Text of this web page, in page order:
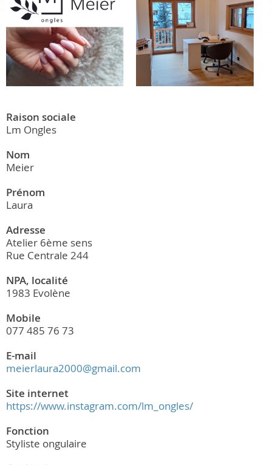
Raison sociale
Lm Ongles
Nom
Meier
Prénom
Laura
Adresse
Atelier 6ème sens
Rue Centrale 244
NPA, localité
1983 Evolène
Mobile
077 485 76 73
E-mail
meierlaura2000@gmail.com
Site internet
https://www.instagram.com/lm_ongles/
Fonction
Styliste ongulaire